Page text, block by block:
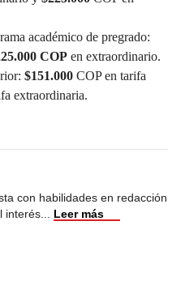
académico de pregrado:
COP en extraordinario.
$151.000 COP en tarifa
extraordinaria.
con habilidades en redacción
interés
Leer más